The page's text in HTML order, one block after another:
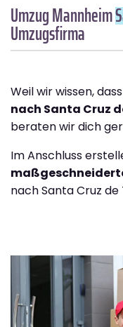
Umzug Mannheim
Umzugsfirma
Weil wir wissen, dass
nach Santa Cruz
beraten wir dich
Im Anschluss
nach Santa Cruz de